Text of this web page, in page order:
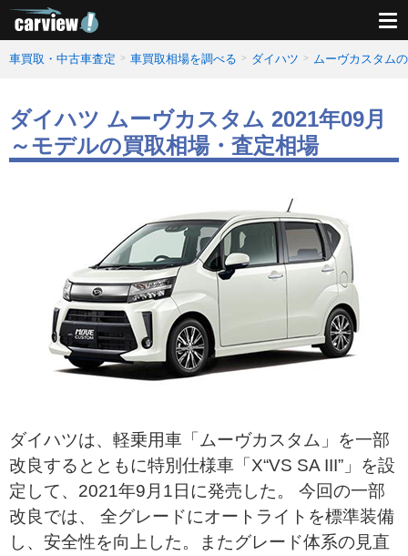
車買取・中古車査定 車買取相場を調べる ダイハツ ムーヴカスタム
ダイハツ ムーヴカスタム 2021年09月
～モデルの買取相場・査定相場
ダイハツは、軽乗用車「ムーヴカスタム」を一部
改良するとともに特別仕様車「X“VS SA III”」を設
定して、2021年9月1日に発売した。 今回の一部
改良では、 全グレードにオートライトを標準装備
し、安全性を向上した。またグレード体系の見直